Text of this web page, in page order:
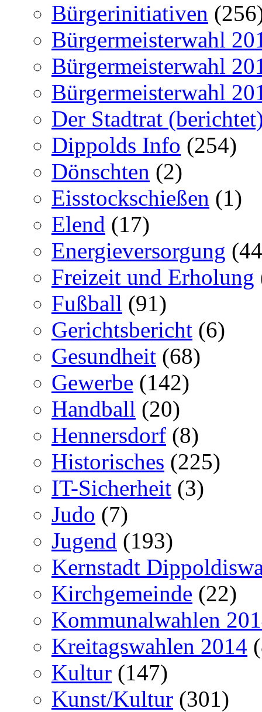
Bürgerinitiativen
Bürgermeisterwahl
Bürgermeisterwahl
Bürgermeisterwahl
Der Stadtrat
Dippolds Info (254)
Dönschten (2)
Eisstockschießen (1)
Elend (17)
Energieversorgung
Freizeit und Erholung
Fußball (91)
Gerichtsbericht (6)
Gesundheit (68)
Gewerbe (142)
Handball (20)
Hennersdorf (8)
Historisches (225)
IT-Sicherheit (3)
Judo (7)
Jugend (193)
Kernstadt
Kirchgemeinde (22)
Kommunalwahlen
Kreitagswahlen 2014
Kultur (147)
Kunst/Kultur (301)